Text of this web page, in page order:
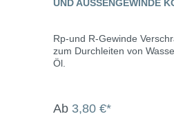
UND AUSSENGEWINDE
Rp-und R-Gewinde
zum Durchleiten von
Öl.
Ab 3,80 €*